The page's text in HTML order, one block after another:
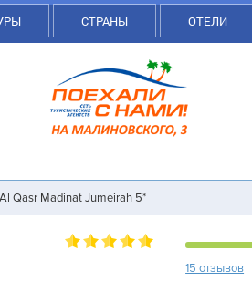
СТРАНЫ ОТЕЛИ
Al Qasr Madinat Jumeirah 5*
15 отзывов